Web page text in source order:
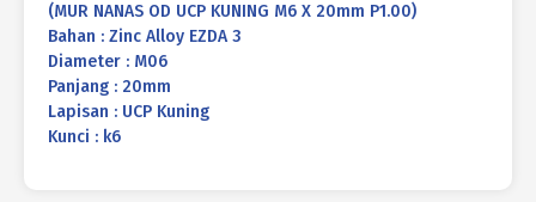
(MUR NANAS OD UCP KUNING M6 X 20mm P1.00)
Bahan : Zinc Alloy EZDA 3
Diameter : M06
Panjang : 20mm
Lapisan : UCP Kuning
Kunci : k6